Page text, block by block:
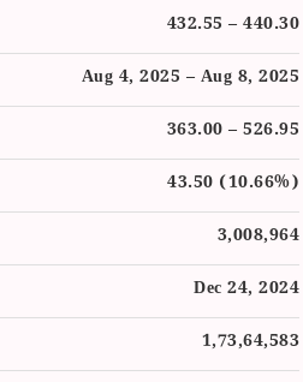
432.55 – 440.30
Aug 4, 2025 – Aug 8, 2025
363.00 – 526.95
43.50 (10.66%)
3,008,964
Dec 24, 2024
1,73,64,583